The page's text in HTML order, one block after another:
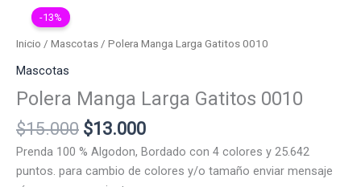
-13%
Inicio / Mascotas / Polera Manga Larga Gatitos 0010
Mascotas
Polera Manga Larga Gatitos 0010
$15.000 El
precio
original
$13.000El
precio
actual
Prenda 100 % Algodon, Bordado con 4 colores y 25.642
puntos. para cambio de colores y/o tamaño enviar mensaje